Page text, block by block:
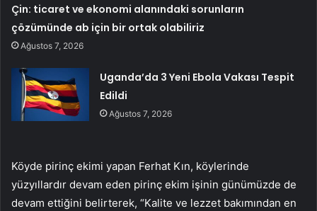
Çin: ticaret ve ekonomi alanındaki sorunların
çözümünde ab için bir ortak olabiliriz
Ağustos 7, 2026
Uganda’da 3 Yeni Ebola Vakası Tespit
Edildi
Ağustos 7, 2026
Köyde pirinç ekimi yapan Ferhat Kın, köylerinde
yüzyıllardır devam eden pirinç ekim işinin günümüzde de
devam ettiğini belirterek, “Kalite ve lezzet bakımından en